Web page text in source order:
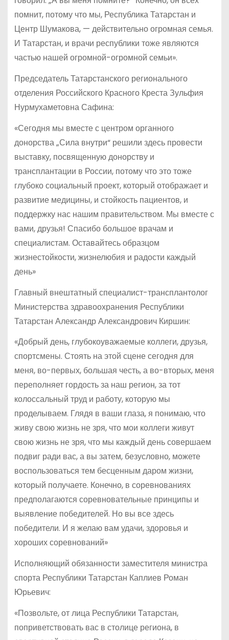
помнит, потому что мы, Республика Татарстан и
Центр Шумакова, — действительно огромная семья.
И Татарстан, и врачи республики тоже являются
частью нашей огромной-огромной семьи».
Председатель Татарстанского регионального
отделения Российского Красного Креста Зульфия
Нурмухаметовна Сафина:
«Сегодня мы вместе с центром органного
донорства „Сила внутри“ решили здесь провести
выставку, посвященную донорству и
трансплантации в России, потому что это тоже
глубоко социальный проект, который отображает и
развитие медицины, и стойкость пациентов, и
поддержку нас нашим правительством. Мы вместе с
вами, друзья! Спасибо большое врачам и
специалистам. Оставайтесь образцом
жизнестойкости, жизнелюбия и радости каждый
день»
Главный внештатный специалист-трансплантолог
Министерства здравоохранения Республики
Татарстан Александр Александрович Киршин:
«Добрый день, глубокоуважаемые коллеги, друзья,
спортсмены. Стоять на этой сцене сегодня для
меня, во-первых, большая честь, а во-вторых, меня
переполняет гордость за наш регион, за тот
колоссальный труд и работу, которую мы
проделываем. Глядя в ваши глаза, я понимаю, что
живу свою жизнь не зря, что мои коллеги живут
свою жизнь не зря, что мы каждый день совершаем
подвиг ради вас, а вы затем, безусловно, можете
воспользоваться тем бесценным даром жизни,
который получаете. Конечно, в соревнованиях
предполагаются соревновательные принципы и
выявление победителей. Но вы все здесь
победители. И я желаю вам удачи, здоровья и
хороших соревнований»
Исполняющий обязанности заместителя министра
спорта Республики Татарстан Каплиев Роман
Юрьевич:
«Позвольте, от лица Республики Татарстан,
поприветствовать вас в столице региона, в